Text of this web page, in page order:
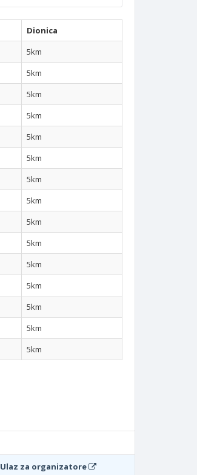
Dionica
5km
5km
5km
5km
5km
5km
5km
5km
5km
5km
5km
5km
5km
5km
5km
Ulaz za organizatore